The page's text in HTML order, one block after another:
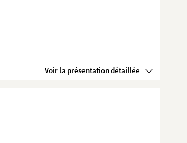
Voir la présentation détaillée